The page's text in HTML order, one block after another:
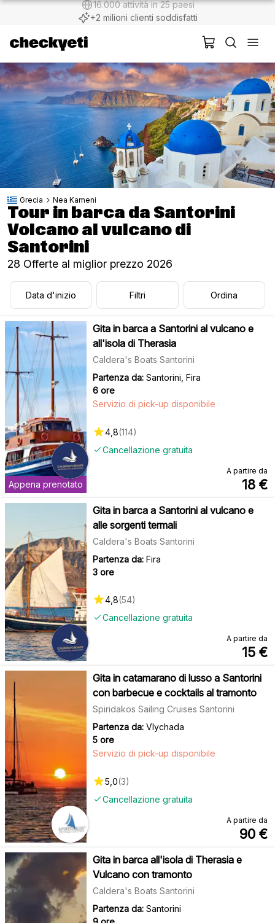
+2 milioni clienti soddisfatti
Grecia Nea Kameni
Tour in barca da Santorini
Volcano al vulcano di
Santorini
28 Offerte al miglior prezzo 2026
Data d'inizio Filtri Ordina
Appena prenotato
Gita in barca a Santorini al vulcano e
all'isola di Therasia
Caldera's Boats Santorini
Partenza da: Santorini, Fira
6 ore
Cancellazione gratuita
Servizio di pick-up disponibile
4,8(114)
A partire da
18 €
Gita in barca a Santorini al vulcano e
alle sorgenti termali
Caldera's Boats Santorini
Partenza da: Fira
3 ore
Cancellazione gratuita
4,8(54)
A partire da
15 €
Gita in catamarano di lusso a Santorini
con barbecue e cocktails al tramonto
Spiridakos Sailing Cruises Santorini
Partenza da: Vlychada
5 ore
Cancellazione gratuita
Servizio di pick-up disponibile
5,0(3)
A partire da
90 €
Gita in barca all'isola di Therasia e
Vulcano con tramonto
Caldera's Boats Santorini
Partenza da: Santorini